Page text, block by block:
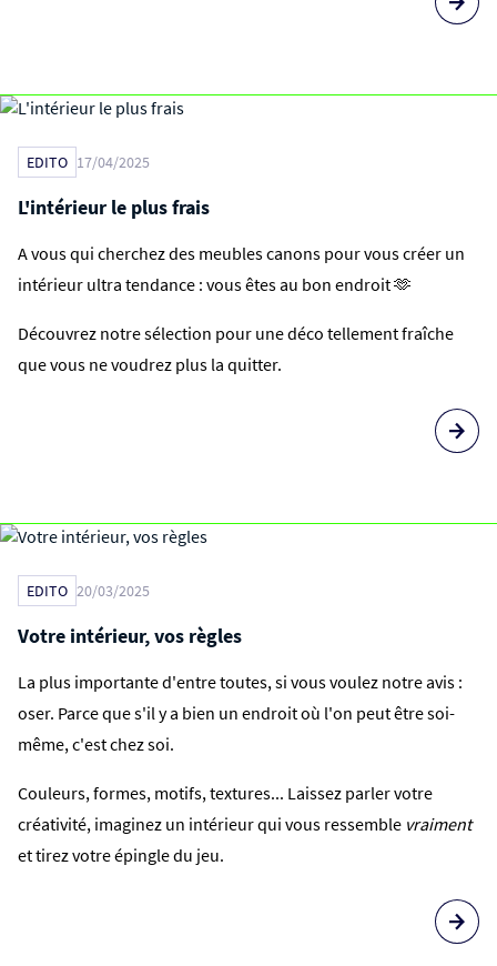
EDITO 17/04/2025
L'intérieur le plus frais
A vous qui cherchez des meubles canons pour vous créer un
intérieur ultra tendance : vous êtes au bon endroit 🫶
Découvrez notre sélection pour une déco tellement fraîche
que vous ne voudrez plus la quitter.
EDITO 20/03/2025
Votre intérieur, vos règles
La plus importante d'entre toutes, si vous voulez notre avis :
oser. Parce que s'il y a bien un endroit où l'on peut être soi-
même, c'est chez soi.
Couleurs, formes, motifs, textures... Laissez parler votre
créativité, imaginez un intérieur qui vous ressemble vraiment
et tirez votre épingle du jeu.